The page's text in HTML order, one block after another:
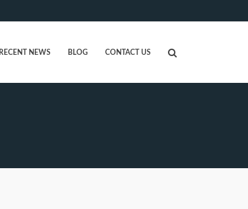
RECENT NEWS BLOG CONTACT US